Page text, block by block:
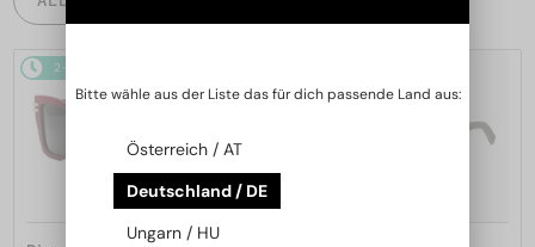
2-4 WERKTAGE
Bitte wähle aus der Liste das für dich passende Land aus:
Österreich / AT
Deutschland / DE
Ungarn / HU